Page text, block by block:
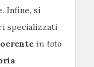
Infine, si
specializzati
in toto